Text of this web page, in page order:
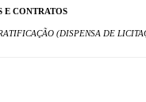
E CONTRATOS
(DISPENSA DE